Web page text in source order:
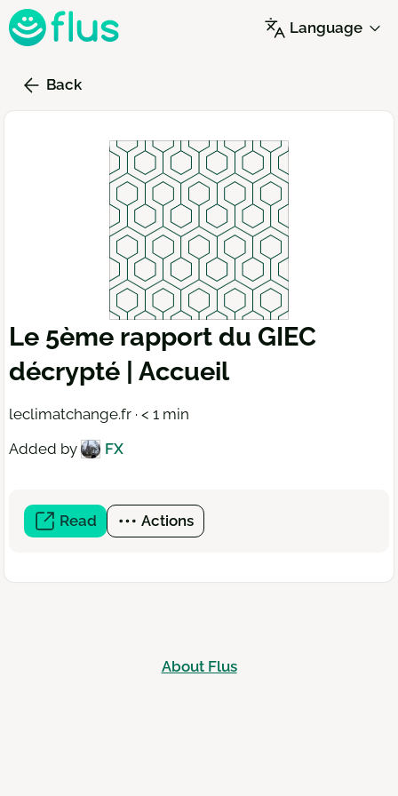
Skip
to
content
Language
Back
Le 5ème rapport du GIEC
décrypté | Accueil
leclimatchange.fr · < 1 min
Added by
FX
Read (open
a
window)
Actions
About Flus